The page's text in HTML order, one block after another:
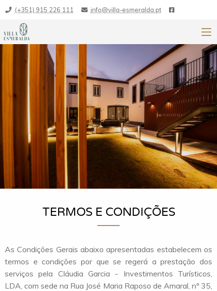
(+351) 915 226 111 info@villa-esmeralda.pt
TERMOS E CONDIÇÕES
As Condições Gerais abaixo apresentadas estabelecem os
termos e condições por que se regerá a prestação dos
serviços pela Cláudia Garcia - Investimentos Turísticos,
LDA, com sede na Rua José Maria Raposo de Amaral, nº 35,